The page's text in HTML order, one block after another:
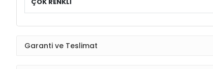
Garanti ve Teslimat